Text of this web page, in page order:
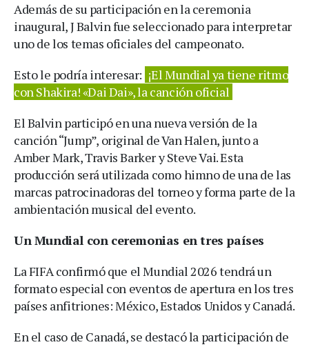
Además de su participación en la ceremonia
inaugural, J Balvin fue seleccionado para interpretar
uno de los temas oficiales del campeonato.
Esto le podría interesar: ¡El Mundial ya tiene ritmo
con Shakira! «Dai Dai», la canción oficial
El Balvin participó en una nueva versión de la
canción “Jump”, original de Van Halen, junto a
Amber Mark, Travis Barker y Steve Vai. Esta
producción será utilizada como himno de una de las
marcas patrocinadoras del torneo y forma parte de la
ambientación musical del evento.
Un Mundial con ceremonias en tres países
La FIFA confirmó que el Mundial 2026 tendrá un
formato especial con eventos de apertura en los tres
países anfitriones: México, Estados Unidos y Canadá.
En el caso de Canadá, se destacó la participación de